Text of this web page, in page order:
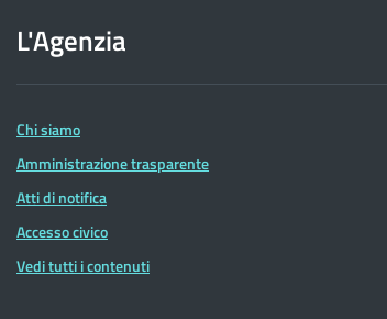
dell'Agenzia
delle
Entrate
L'Agenzia
Chi siamo
Amministrazione trasparente
Atti di notifica
Accesso civico
Vedi tutti i contenuti